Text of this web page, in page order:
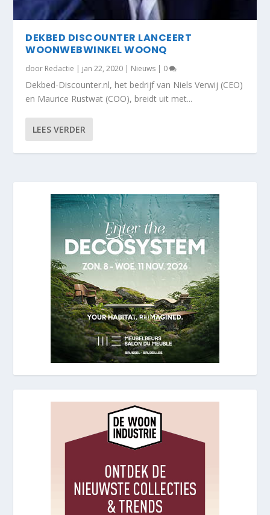
DEKBED DISCOUNTER LANCEERT
WOONWEBWINKEL WOONQ
door Redactie | jan 22, 2020 | Nieuws | 0
Dekbed-Discounter.nl, het bedrijf van Niels Verwij (CEO)
en Maurice Rustwat (COO), breidt uit met...
LEES VERDER